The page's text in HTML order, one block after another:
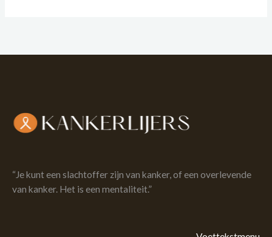
“Je kunt een slachtoffer zijn van kanker, of een overlevende
van kanker. Het is een mentaliteit.”